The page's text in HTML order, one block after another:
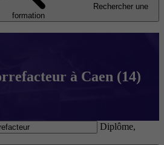
Rechercher une
formation
à Caen (14)
Diplôme,